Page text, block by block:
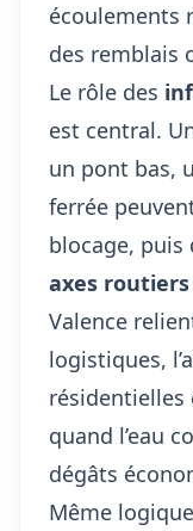
écoulements
des remblais
Le rôle des
est central.
un pont bas,
ferrée
blocage, puis
axes routiers
Valence
logistiques,
résidentielles
quand l’eau
dégâts
Même